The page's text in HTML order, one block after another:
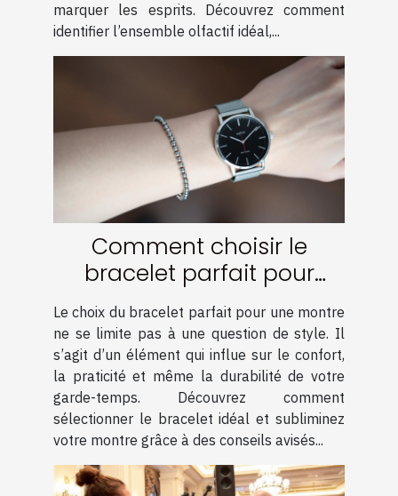
marquer les esprits. Découvrez comment
identifier l’ensemble olfactif idéal,...
Comment choisir le
bracelet parfait pour
votre montre ?
Le choix du bracelet parfait pour une montre
ne se limite pas à une question de style. Il
s’agit d’un élément qui influe sur le confort,
la praticité et même la durabilité de votre
garde-temps. Découvrez comment
sélectionner le bracelet idéal et subliminez
votre montre grâce à des conseils avisés...